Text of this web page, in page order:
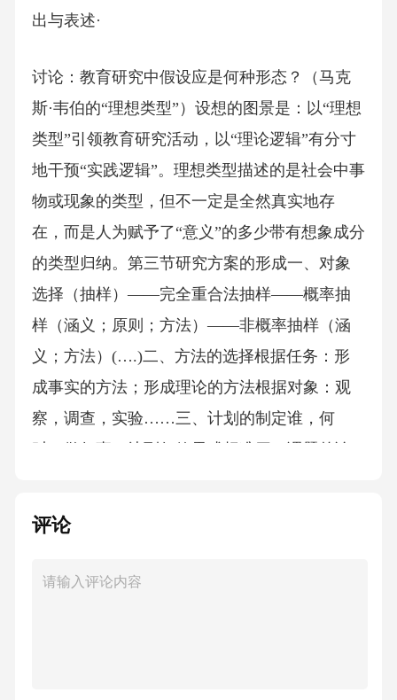
出与表述·
讨论：教育研究中假设应是何种形态？（马克
斯·韦伯的“理想类型”）设想的图景是：以“理想
类型”引领教育研究活动，以“理论逻辑”有分寸
地干预“实践逻辑”。理想类型描述的是社会中事
物或现象的类型，但不一定是全然真实地存
在，而是人为赋予了“意义”的多少带有想象成分
的类型归纳。第三节研究方案的形成一、对象
选择（抽样）——完全重合法抽样——概率抽
样（涵义；原则；方法）——非概率抽样（涵
义；方法）(….)二、方法的选择根据任务：形
成事实的方法；形成理论的方法根据对象：观
察，调查，实验……三、计划的制定谁，何
时，做何事，达到何效果或标准四、课题的论
教育观察法第一节教育观察法概述感官、仪器
评论